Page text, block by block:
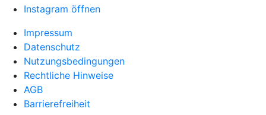
Instagram öffnen
Impressum
Datenschutz
Nutzungsbedingungen
Rechtliche Hinweise
AGB
Barrierefreiheit